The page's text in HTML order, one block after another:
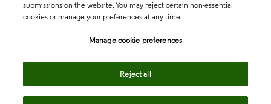
submissions on the website. You may reject certain non-essential
cookies or manage your preferences at any time.
Manage cookie preferences
Reject all